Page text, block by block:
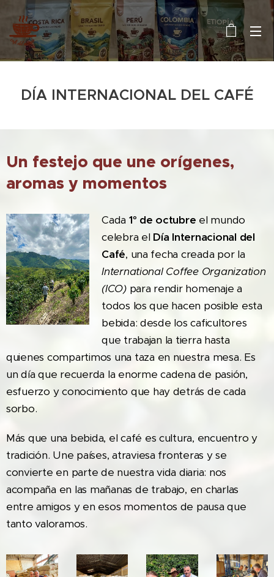
DÍA INTERNACIONAL DEL CAFÉ
Un festejo que une orígenes,
aromas y momentos
Cada 1° de octubre el mundo
celebra el Día Internacional del
Café, una fecha creada por la
International Coffee Organization
(ICO)para rendir homenaje a
todos los que hacen posible esta
bebida: desde los caficultores
que trabajan la tierra hasta
quienes compartimos una taza en nuestra mesa. Es
un día que recuerda la enorme cadena de pasión,
esfuerzo y conocimiento que hay detrás de cada
sorbo.
Más que una bebida, el café es cultura, encuentro y
tradición. Une países, atraviesa fronteras y se
convierte en parte de nuestra vida diaria: nos
acompaña en las mañanas de trabajo, en charlas
entre amigos y en esos momentos de pausa que
tanto valoramos.